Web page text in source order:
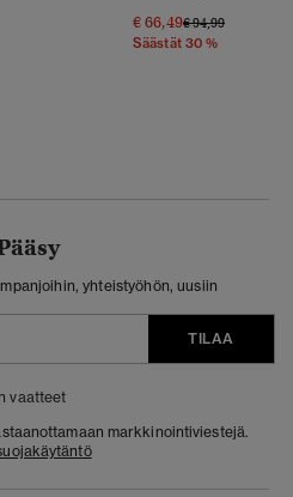
€ 66,49Hinta Alennettu
€ 94,99Hintaan
Säästät 30 %
yhteistyöhön, uusiin
TILAA
vaatteet
markkinointiviestejä.